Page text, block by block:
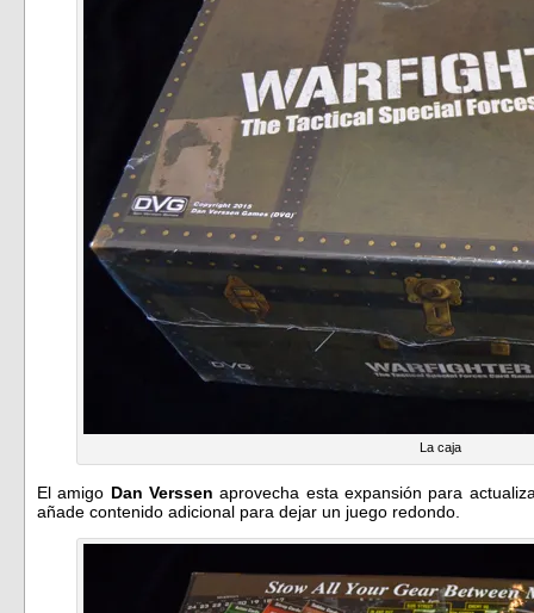
La caja
El amigo Dan Verssen aprovecha esta expansión para
añade contenido adicional para dejar un juego redondo.